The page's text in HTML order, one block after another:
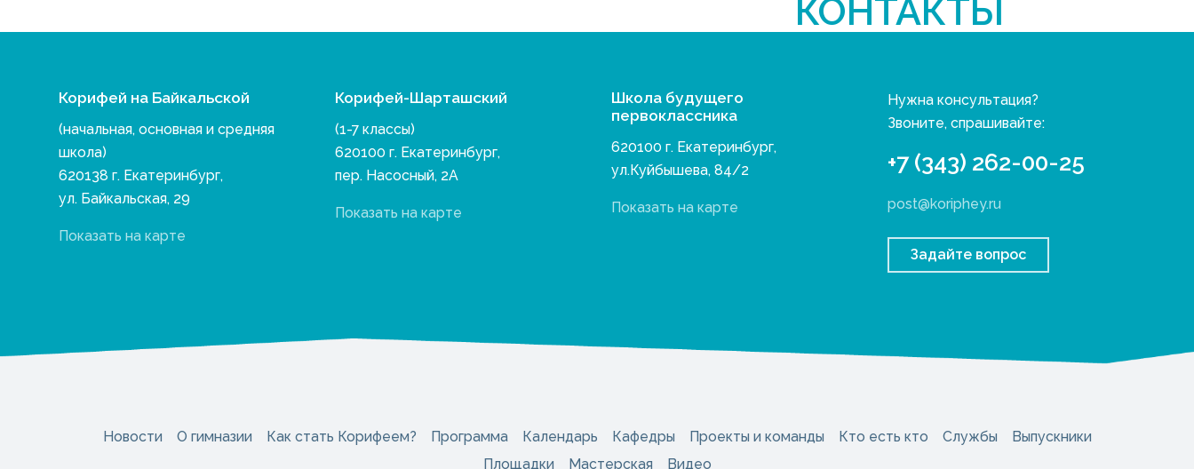
КОНТАКТЫ
Корифей на Байкальской
(начальная, основная и средняя
школа)
620138 г. Екатеринбург,
ул. Байкальская, 29
Показать на карте
Корифей-Шарташский
(1-7 классы)
620100 г. Екатеринбург,
пер. Насосный, 2А
Показать на карте
Школа будущего
первоклассника
620100 г. Екатеринбург,
ул.Куйбышева, 84/2
Показать на карте
Нужна консультация?
Звоните, спрашивайте:
+7 (343) 262-00-25
post@koriphey.ru
Задайте вопрос
Новости О гимназии Как стать Корифеем? Программа Календарь Кафедры Проекты и команды Кто есть кто Службы
Выпускники
Площадки
Мастерская Видео